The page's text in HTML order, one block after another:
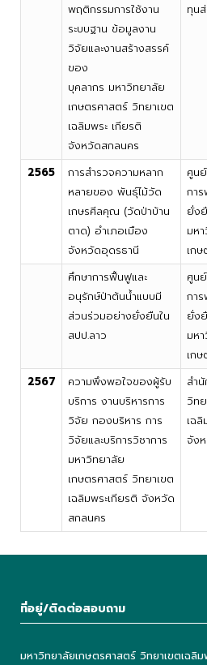
พฤติกรรมการใช้งาน
ระบบฐาน ข้อมูลงาน
วิจัยและงานสร้างสรรค์
ของ
บุคลากร มหาวิทยาลัย
เกษตรศาสตร์ วิทยาเขต
เฉลิมพระ เกียรติ
จังหวัดสกลนคร
ทุน
2565
การสำรวจความหลาก
หลายของ พันธุ์ไม้วัด
เกษรศีลคุณ (วัดป่าบ้าน
ตาด) อำเภอเมือง
จังหวัดอุดรธานี
ศูน
กา
ยั่ง
มห
เก
ศึกษาการฟื้นฟูและ
อนุรักษ์ป่าต้นน้ำแบบมี
ส่วนร่วมอย่างยั่งยืนใน
สปป.ลาว
ศูน
กา
ยั่ง
มห
เก
2567
ความพึงพอใจของผู้รับ
บริการ งานบริหารการ
วิจัย กองบริหาร การ
วิจัยและบริการวิชาการ
มหาวิทยาลัย
เกษตรศาสตร์ วิทยาเขต
เฉลิมพระเกียรติ จังหวัด
สกลนคร
สำ
วิท
เฉ
จัง
ที่อยู่/ติดต่อสอบถาม
มหาวิทยาลัยเกษตรศาสตร์ วิทยาเขตเฉลิ